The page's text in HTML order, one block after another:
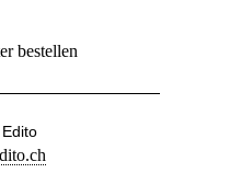
bestellen